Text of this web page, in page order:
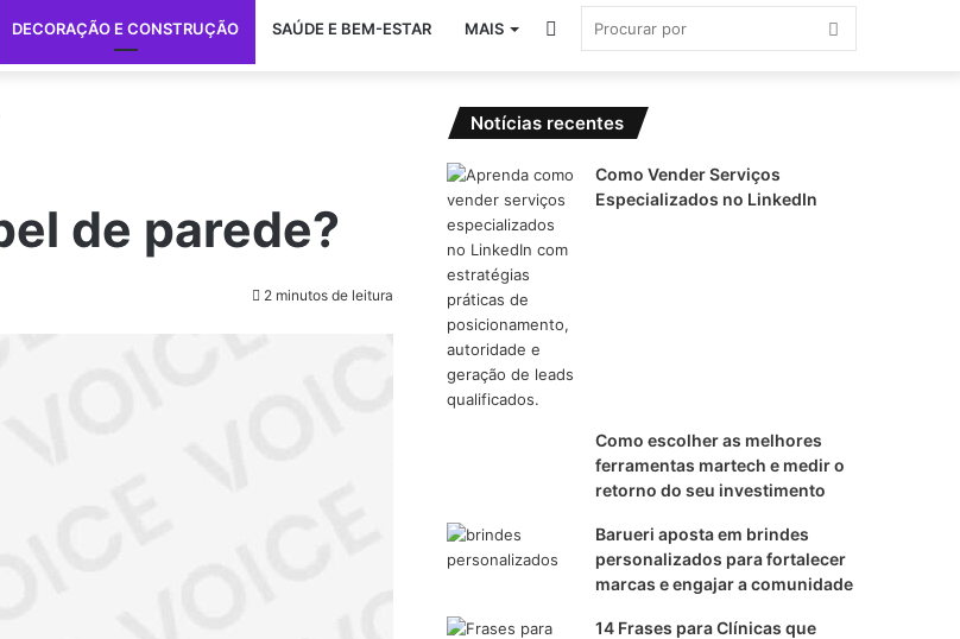
DECORAÇÃO E CONSTRUÇÃO SAÚDE E BEM-ESTAR MAIS Procurar
Switch
de parede?
2 minutos de leitura
Notícias recentes
Como Vender Serviços
Especializados no LinkedIn
Como escolher as melhores
ferramentas martech e medir o
retorno do seu investimento
Barueri aposta em brindes
personalizados para fortalecer
marcas e engajar a comunidade
14 Frases para Clínicas que